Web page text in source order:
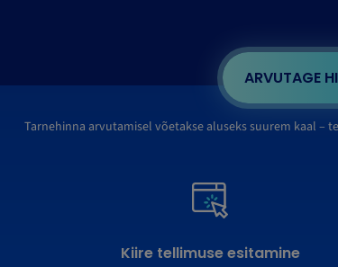
ARVUTAGE
Tarnehinna arvutamisel võetakse aluseks suurem kaal –
Kiire tellimuse esitamine